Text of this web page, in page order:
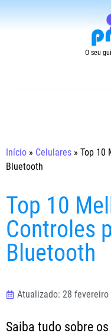
O seu
Início » Celulares » Top 10
Bluetooth
Top 10
Controles
Bluetooth
Atualizado: 28 fevereiro
Saiba tudo sobre